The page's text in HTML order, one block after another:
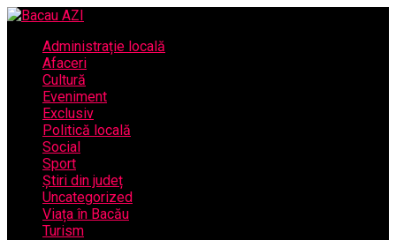
Administrație locală
Afaceri
Cultură
Eveniment
Exclusiv
Politică locală
Social
Sport
Știri din județ
Uncategorized
Viața în Bacău
Turism